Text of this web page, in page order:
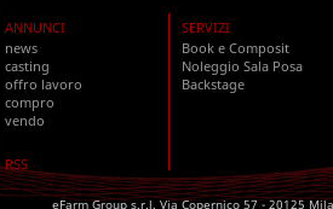
ANNUNCI
news
casting
offro lavoro
compro
vendo
RSS
SERVIZI
Book e Composit
Noleggio Sala Posa
Backstage
eFarm Group s.r.l. Via Copernico 57 - 20125